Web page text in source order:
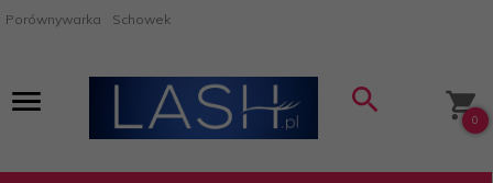
Porównywarka Schowek
0